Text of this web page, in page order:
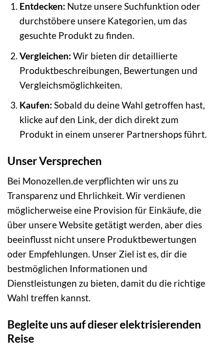
Entdecken: Nutze unsere Suchfunktion oder
durchstöbere unsere Kategorien, um das
gesuchte Produkt zu finden.
Vergleichen: Wir bieten dir detaillierte
Produktbeschreibungen, Bewertungen und
Vergleichsmöglichkeiten.
Kaufen: Sobald du deine Wahl getroffen hast,
klicke auf den Link, der dich direkt zum
Produkt in einem unserer Partnershops führt.
Unser Versprechen
Bei Monozellen.de verpflichten wir uns zu
Transparenz und Ehrlichkeit. Wir verdienen
möglicherweise eine Provision für Einkäufe, die
über unsere Website getätigt werden, aber dies
beeinflusst nicht unsere Produktbewertungen
oder Empfehlungen. Unser Ziel ist es, dir die
bestmöglichen Informationen und
Dienstleistungen zu bieten, damit du die richtige
Wahl treffen kannst.
Begleite uns auf dieser elektrisierenden
Reise